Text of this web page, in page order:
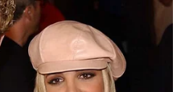
All rights reserved